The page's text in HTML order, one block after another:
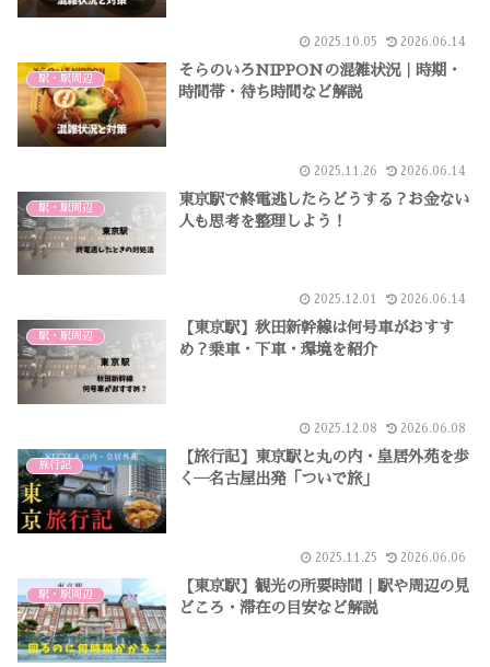
2025.10.05 2026.06.14
駅・駅周辺
そらのいろNIPPONの混雑状況｜時期・
時間帯・待ち時間など解説
2025.11.26 2026.06.14
駅・駅周辺
東京駅で終電逃したらどうする？お金ない
人も思考を整理しよう！
2025.12.01 2026.06.14
駅・駅周辺
【東京駅】秋田新幹線は何号車がおすす
め？乗車・下車・環境を紹介
2025.12.08 2026.06.08
旅行記
【旅行記】東京駅と丸の内・皇居外苑を歩
く―名古屋出発「ついで旅」
2025.11.25 2026.06.06
駅・駅周辺
【東京駅】観光の所要時間｜駅や周辺の見
どころ・滞在の目安など解説